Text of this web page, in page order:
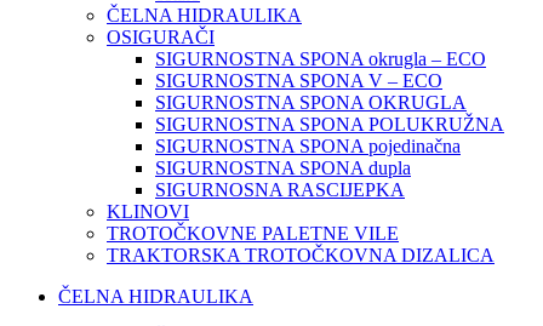
ČELNA HIDRAULIKA
OSIGURAČI
SIGURNOSTNA SPONA okrugla – ECO
SIGURNOSTNA SPONA V – ECO
SIGURNOSTNA SPONA OKRUGLA
SIGURNOSTNA SPONA POLUKRUŽNA
SIGURNOSTNA SPONA pojedinačna
SIGURNOSTNA SPONA dupla
SIGURNOSNA RASCIJEPKA
KLINOVI
TROTOČKOVNE PALETNE VILE
TRAKTORSKA TROTOČKOVNA DIZALICA
ČELNA HIDRAULIKA